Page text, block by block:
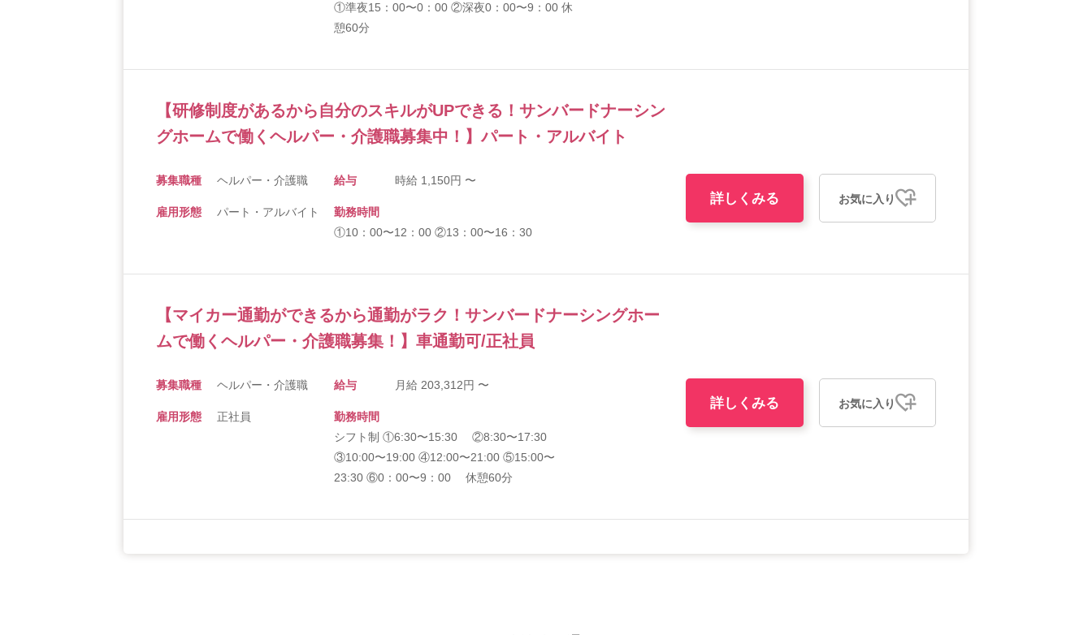
①準夜15：00〜0：00 ②深夜0：00〜9：00 休
憩60分
【研修制度があるから自分のスキルがUPできる！サンバードナーシン
グホームで働くヘルパー・介護職募集中！】パート・アルバイト
募集職種 ヘルパー・介護職 給与 時給 1,150円 〜
雇用形態 パート・アルバイト
勤務時間
①10：00〜12：00 ②13：00〜16：30
詳しくみる お気に入り
【マイカー通勤ができるから通勤がラク！サンバードナーシングホー
ムで働くヘルパー・介護職募集！】車通勤可/正社員
募集職種 ヘルパー・介護職 給与 月給 203,312円 〜
雇用形態 正社員
勤務時間
シフト制 ①6:30〜15:30 ②8:30〜17:30
③10:00〜19:00 ④12:00〜21:00 ⑤15:00〜
23:30 ⑥0：00〜9：00 休憩60分
詳しくみる お気に入り